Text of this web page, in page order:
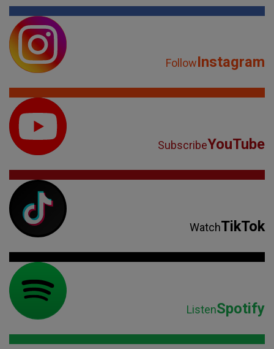
FollowInstagram
SubscribeYouTube
WatchTikTok
ListenSpotify